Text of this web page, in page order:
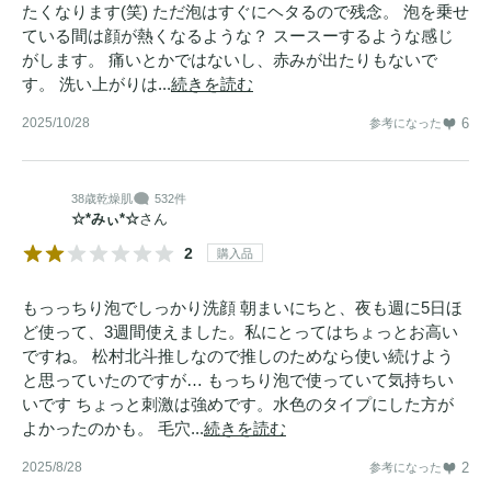
たくなります(笑) ただ泡はすぐにヘタるので残念。 泡を乗せ
ている間は顔が熱くなるような？ スースーするような感じ
がします。 痛いとかではないし、赤みが出たりもないで
す。 洗い上がりは...続きを読む
2025/10/28 参考になった 6
38歳乾燥肌 532件
☆*みぃ*☆さん
2 購入品
もっっちり泡でしっかり洗顔 朝まいにちと、夜も週に5日ほ
ど使って、3週間使えました。私にとってはちょっとお高い
ですね。 松村北斗推しなので推しのためなら使い続けよう
と思っていたのですが… もっちり泡で使っていて気持ちい
いです ちょっと刺激は強めです。水色のタイプにした方が
よかったのかも。 毛穴...続きを読む
2025/8/28 参考になった 2